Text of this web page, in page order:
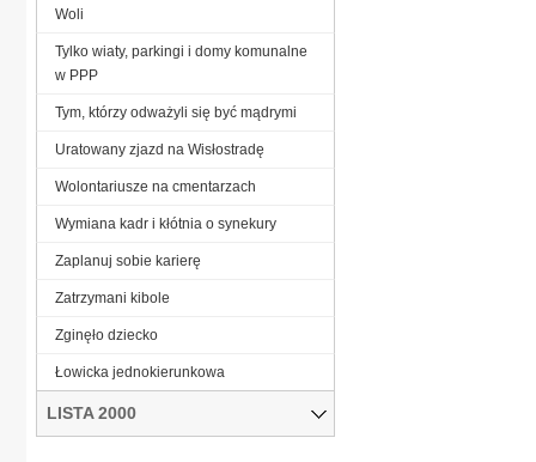
Woli
Tylko wiaty, parkingi i domy komunalne
w PPP
Tym, którzy odważyli się być mądrymi
Uratowany zjazd na Wisłostradę
Wolontariusze na cmentarzach
Wymiana kadr i kłótnia o synekury
Zaplanuj sobie karierę
Zatrzymani kibole
Zginęło dziecko
Łowicka jednokierunkowa
LISTA 2000